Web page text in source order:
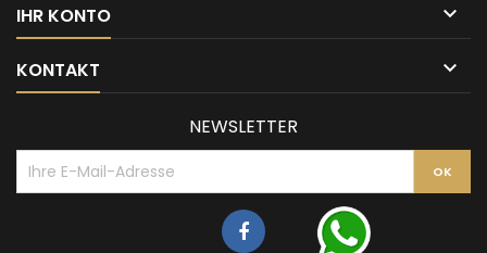
IHR KONTO 
KONTAKT 
NEWSLETTER